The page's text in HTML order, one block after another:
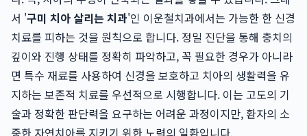
서 '구미 치아 살리는 치과'인 이운철치과에서는 가능한 한 신경
치료를 피하는 것을 원칙으로 합니다. 정밀 진단을 통해 충치의
깊이와 진행 상태를 정확히 파악하고, 꼭 필요한 경우가 아니라
면 특수 재료를 사용하여 신경을 보호하고 치아의 생활력을 유
지하는 보존적 치료를 우선적으로 시행합니다. 이는 고도의 기
술과 정확한 판단력을 요구하는 어려운 과정이지만, 환자의 소
중한 자연치아를 지키기 위한 노력의 일환입니다.